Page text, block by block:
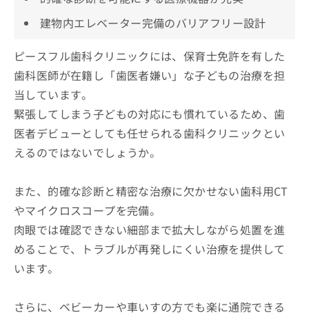
建物内エレベーター完備のバリアフリー設計
ピースフル歯科クリニックには、保育士免許を有した
歯科医師が在籍し「歯医者嫌い」な子どもの治療を担
当しています。
緊張してしまう子どもの対応にも慣れているため、歯
医者デビューとしても任せられる歯科クリニックとい
えるのではないでしょうか。
また、的確な診断と精密な治療に欠かせない歯科用CT
やマイクロスコープを完備。
肉眼では確認できない細部まで拡大しながら処置を進
めることで、トラブルが再発しにくい治療を提供して
います。
さらに、ベビーカーや車いすの方でも楽に通院できる